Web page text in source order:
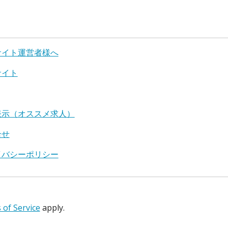
ト運営者様へ
ト
（オススメ求人）
シーポリシー
of Service apply.